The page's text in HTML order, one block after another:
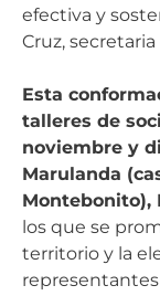
efectiva y
Cruz,
Esta
talleres de
noviembre y
Marulanda
Montebonito),
los que se
territorio y la